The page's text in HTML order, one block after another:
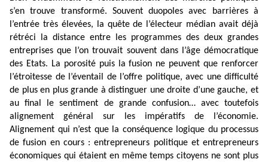
s’en trouve transformé. Souvent duopoles avec barrières à
l’entrée très élevées, la quête de l’électeur médian avait déjà
rétréci la distance entre les programmes des deux grandes
entreprises que l’on trouvait souvent dans l’âge démocratique
des Etats. La porosité puis la fusion ne peuvent que renforcer
l’étroitesse de l’éventail de l’offre politique, avec une difficulté
de plus en plus grande à distinguer une droite d’une gauche, et
au final le sentiment de grande confusion… avec toutefois
alignement général sur les impératifs de l’économie.
Alignement qui n’est que la conséquence logique du processus
de fusion en cours : entrepreneurs politique et entrepreneurs
économiques qui étaient en même temps citoyens ne sont plus